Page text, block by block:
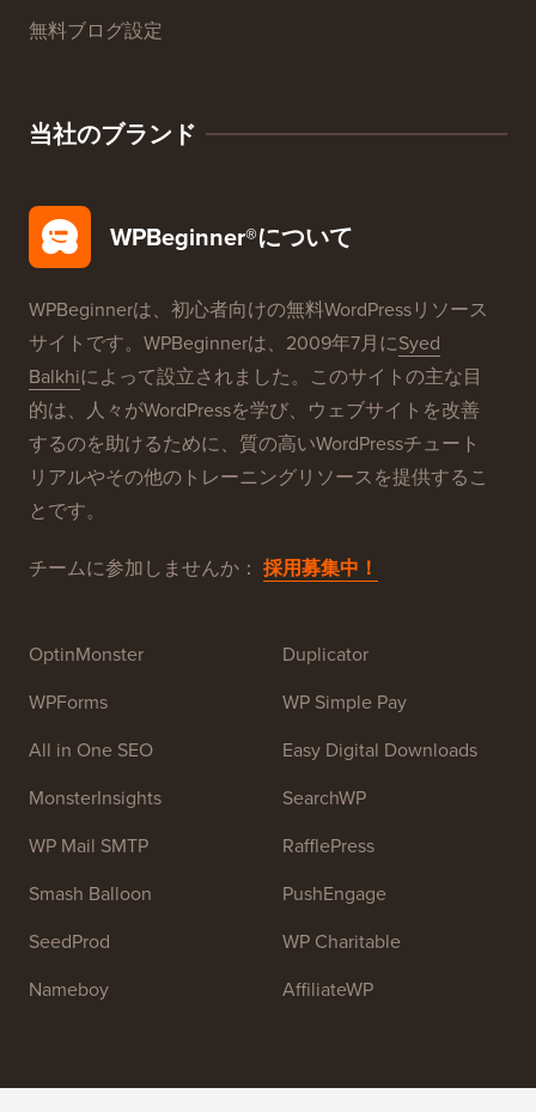
無料ブログ設定
当社のブランド
WPBeginner®について
WPBeginnerは、初心者向けの無料WordPressリソース
サイトです。WPBeginnerは、2009年7月にSyed
Balkhiによって設立されました。このサイトの主な目
的は、人々がWordPressを学び、ウェブサイトを改善
するのを助けるために、質の高いWordPressチュート
リアルやその他のトレーニングリソースを提供するこ
とです。
チームに参加しませんか： 採用募集中！
OptinMonster
WPForms
All in One SEO
MonsterInsights
WP Mail SMTP
Smash Balloon
SeedProd
Nameboy
Duplicator
WP Simple Pay
Easy Digital Downloads
SearchWP
RafflePress
PushEngage
WP Charitable
AffiliateWP